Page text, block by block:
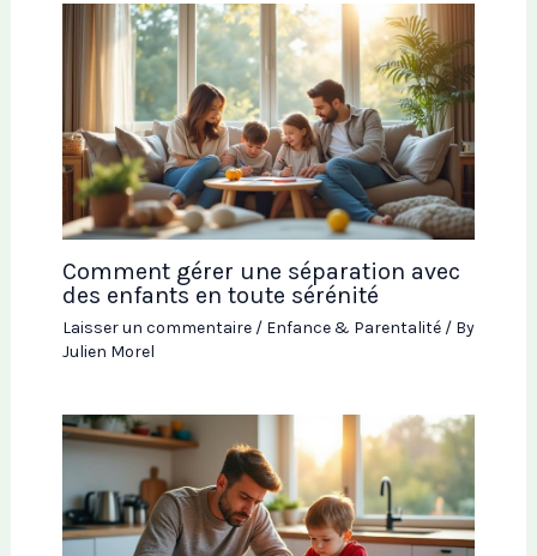
Comment gérer une séparation avec
des enfants en toute sérénité
Laisser un commentaire / Enfance & Parentalité/ By
Julien Morel